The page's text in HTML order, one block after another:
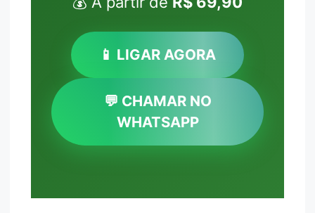
📱 LIGAR AGORA
💬 CHAMAR NO
WHATSAPP